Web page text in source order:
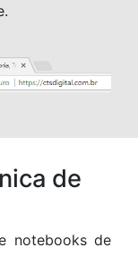
de
notebooks de